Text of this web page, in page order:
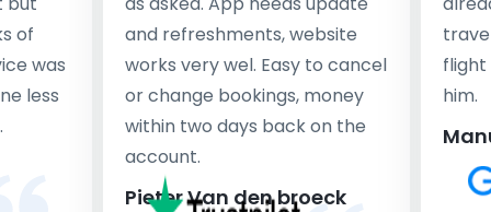
of
was
less
and refreshments, website
works very wel. Easy to cancel
or change bookings, money
within two days back on the
account.
Pieter Van den broeck
flight
him.